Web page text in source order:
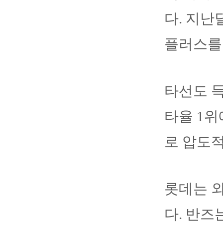
다. 지난
플러스
타선도
타율 1
로 압도
롯데는
다. 반즈